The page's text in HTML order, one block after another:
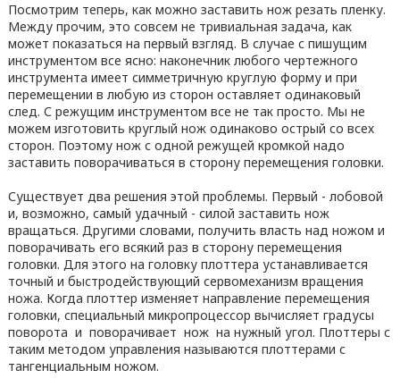
Посмотрим теперь, как можно заставить нож резать пленку.
Между прочим, это совсем не тривиальная задача, как
может показаться на первый взгляд. В случае с пишущим
инструментом все ясно: наконечник любого чертежного
инструмента имеет симметричную круглую форму и при
перемещении в любую из сторон оставляет одинаковый
след. С режущим инструментом все не так просто. Мы не
можем изготовить круглый нож одинаково острый со всех
сторон. Поэтому нож с одной режущей кромкой надо
заставить поворачиваться в сторону перемещения головки.
Существует два решения этой проблемы. Первый - лобовой
и, возможно, самый удачный - силой заставить нож
вращаться. Другими словами, получить власть над ножом и
поворачивать его всякий раз в сторону перемещения
головки. Для этого на головку плоттера устанавливается
точный и быстродействующий сервомеханизм вращения
ножа. Когда плоттер изменяет направление перемещения
головки, специальный микропроцессор вычисляет градусы
поворота и поворачивает нож на нужный угол. Плоттеры с
таким методом управления называются плоттерами с
тангенциальным ножом.